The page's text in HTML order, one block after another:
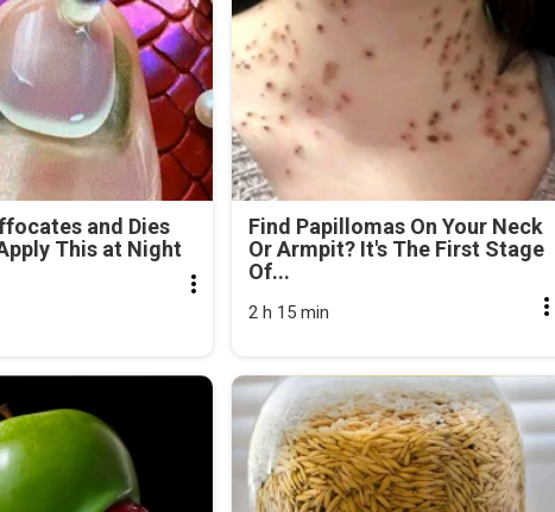
and Dies
This at Night
Find Papillomas On Your Neck
Or Armpit? It's The First Stage
Of...
2 h 15 min